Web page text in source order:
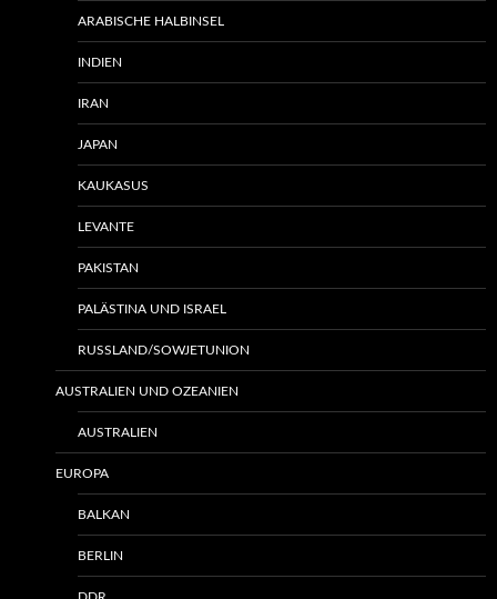
ARABISCHE HALBINSEL
INDIEN
IRAN
JAPAN
KAUKASUS
LEVANTE
PAKISTAN
PALÄSTINA UND ISRAEL
RUSSLAND/SOWJETUNION
AUSTRALIEN UND OZEANIEN
AUSTRALIEN
EUROPA
BALKAN
BERLIN